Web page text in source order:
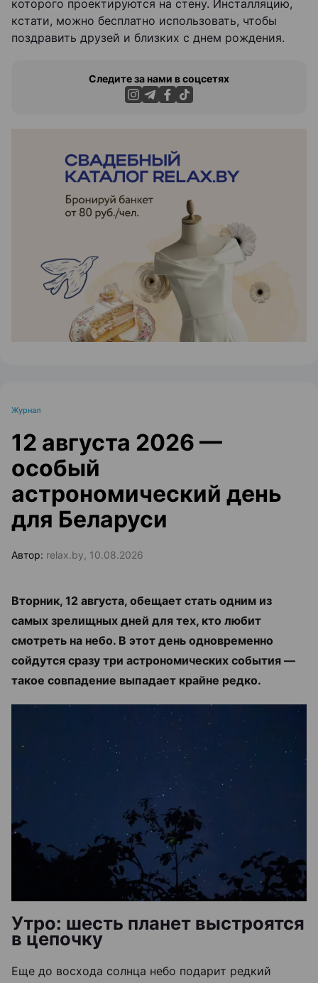
которого проектируются на стену. Инсталляцию,
кстати, можно бесплатно использовать, чтобы
поздравить друзей и близких с днем рождения.
Следите за нами в соцсетях
ЭФФЕКТИВНАЯ РЕКЛАМА НА САЙТЕ
Журнал
12 августа 2026 —
особый
астрономический день
для Беларуси
Автор: relax.by, 10.08.2026
Вторник, 12 августа, обещает стать одним из
самых зрелищных дней для тех, кто любит
смотреть на небо. В этот день одновременно
сойдутся сразу три астрономических события —
такое совпадение выпадает крайне редко.
Утро: шесть планет выстроятся
в цепочку
Еще до восхода солнца небо подарит редкий